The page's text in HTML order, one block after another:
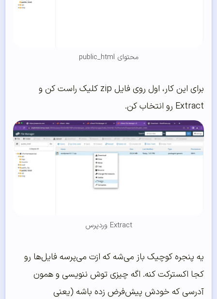
محتوای public_html
برای این کار، اول روی فایل zip کلیک راست کن و
Extract رو انتخاب کن.
Extract وردپرس
یه پنجره کوچیک باز می‌شه که ازت می‌پرسه فایل‌ها رو
کجا اکسترکت کنه. اگه چیزی توش ننویسی و همون
آدرسی که خودش پیش‌فرض زده باشه (یعنی